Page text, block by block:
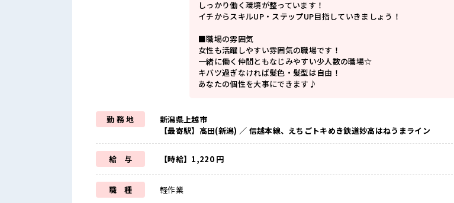
しっかり働く環境が整っています！
イチからスキルUP・ステップUP目指していきましょう！
■職場の雰囲気
女性も活躍しやすい雰囲気の職場です！
一緒に働く仲間ともなじみやすい少人数の職場☆
キバツ過ぎなければ髪色・髪型は自由！
あなたの個性を大事にできます♪
勤 務 地
新潟県上越市
【最寄駅】高田(新潟) ／ 信越本線、えちごトキめき鉄道妙高はねうまライン
給 与 【時給】1,220 円
職 種 軽作業